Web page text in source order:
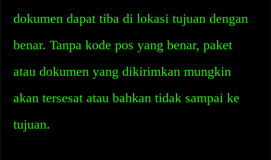
dokumen dapat tiba di lokasi tujuan dengan
benar. Tanpa kode pos yang benar, paket
atau dokumen yang dikirimkan mungkin
akan tersesat atau bahkan tidak sampai ke
tujuan.